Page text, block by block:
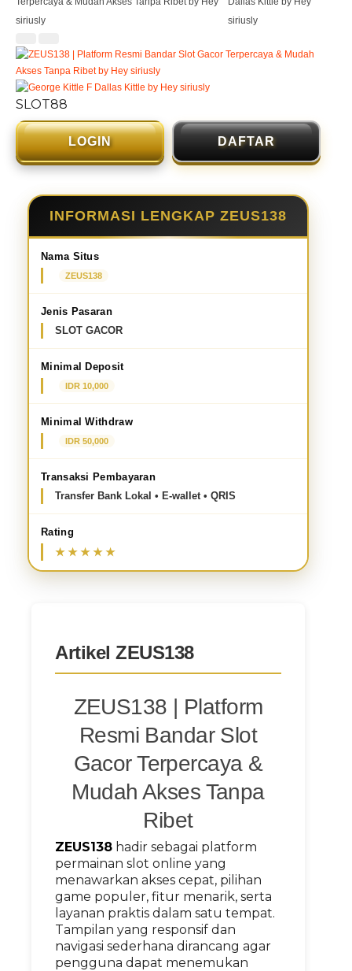
SLOT88
LOGIN DAFTAR
INFORMASI LENGKAP ZEUS138
Nama Situs
ZEUS138
Jenis Pasaran
SLOT GACOR
Minimal Deposit
IDR 10,000
Minimal Withdraw
IDR 50,000
Transaksi Pembayaran
Transfer Bank Lokal • E-wallet • QRIS
Rating
Artikel ZEUS138
ZEUS138 | Platform
Resmi Bandar Slot
Gacor Terpercaya &
Mudah Akses Tanpa
Ribet
ZEUS138 hadir sebagai platform
permainan slot online yang
menawarkan akses cepat, pilihan
game populer, fitur menarik, serta
layanan praktis dalam satu tempat.
Tampilan yang responsif dan
navigasi sederhana dirancang agar
pengguna dapat menemukan